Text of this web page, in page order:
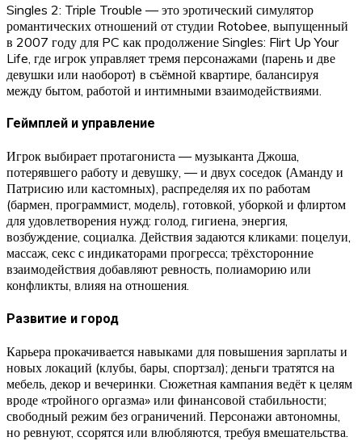
Singles 2: Triple Trouble — это эротический симулятор
романтических отношений от студии Rotobee, выпущенный
в 2007 году для PC как продолжение Singles: Flirt Up Your
Life, где игрок управляет тремя персонажами (парень и две
девушки или наоборот) в съёмной квартире, балансируя
между бытом, работой и интимными взаимодействиями.​
Геймплей и управление
Игрок выбирает протагониста — музыканта Джоша,
потерявшего работу и девушку, — и двух соседок (Аманду и
Патрисию или кастомных), распределяя их по работам
(бармен, программист, модель), готовкой, уборкой и флиртом
для удовлетворения нужд: голод, гигиена, энергия,
возбуждение, социалка. Действия задаются кликами: поцелуи,
массаж, секс с индикаторами прогресса; трёхсторонние
взаимодействия добавляют ревность, полиаморию или
конфликты, влияя на отношения.​
Развитие и город
Карьера прокачивается навыками для повышения зарплаты и
новых локаций (клубы, бары, спортзал); деньги тратятся на
мебель, декор и вечеринки. Сюжетная кампания ведёт к целям
вроде «тройного оргазма» или финансовой стабильности;
свободный режим без ограничений. Персонажи автономны,
но ревнуют, ссорятся или влюбляются, требуя вмешательства.